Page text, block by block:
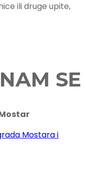
ili druge upite,
SE
Mostara i